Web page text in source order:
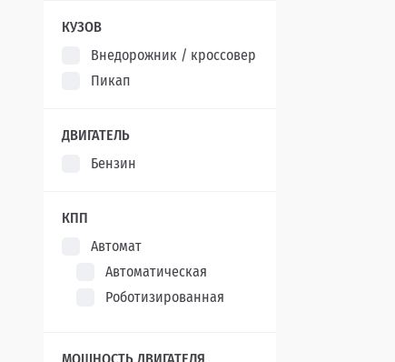
КУЗОВ
Внедорожник / кроссовер
Пикап
ДВИГАТЕЛЬ
Бензин
КПП
Автомат
Автоматическая
Роботизированная